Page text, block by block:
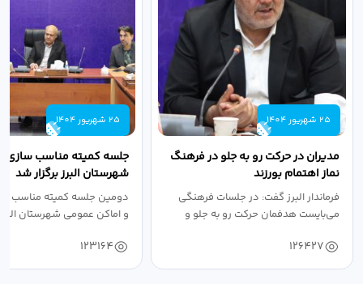
25 شهریور 1404
مدیران در حرکت رو به جلو در فرهنگ
نماز اهتمام بورزند
فرماندار البرز گفت: در جلسات فرهنگی
می‌بایست هدفمان حرکت رو به جلو و
126427
25 شهریور 1404
جلسه کمیته مناسب سازی
شهرستان البرز برگزار شد
دومین جلسه کمیته مناسب
و اماکن عمومی شهرستان
123164